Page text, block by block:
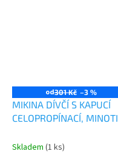
od301 Kč –3 %
MIKINA DÍVČÍ S KAPUCÍ
CELOPROPÍNACÍ, MINOTI,
Skladem (1 ks)